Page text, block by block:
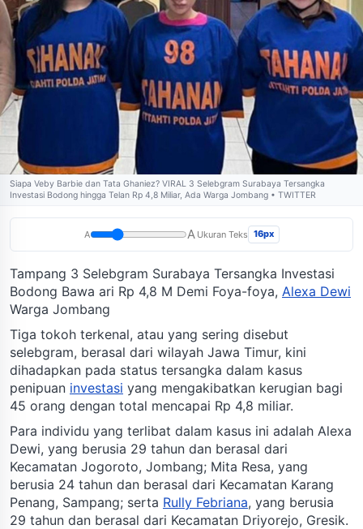
Siapa Veby Barbie dan Tata Ghaniez? VIRAL 3 Selebgram Surabaya Tersangka
Investasi Bodong hingga Telan Rp 4,8 Miliar, Ada Warga Jombang • TWITTER
A A Ukuran Teks 16px
Tampang 3 Selebgram Surabaya Tersangka Investasi
Bodong Bawa ari Rp 4,8 M Demi Foya-foya, Alexa Dewi
Warga Jombang
Tiga tokoh terkenal, atau yang sering disebut
selebgram, berasal dari wilayah Jawa Timur, kini
dihadapkan pada status tersangka dalam kasus
penipuan investasi yang mengakibatkan kerugian bagi
45 orang dengan total mencapai Rp 4,8 miliar.
Para individu yang terlibat dalam kasus ini adalah Alexa
Dewi, yang berusia 29 tahun dan berasal dari
Kecamatan Jogoroto, Jombang; Mita Resa, yang
berusia 24 tahun dan berasal dari Kecamatan Karang
Penang, Sampang; serta Rully Febriana, yang berusia
29 tahun dan berasal dari Kecamatan Driyorejo, Gresik.